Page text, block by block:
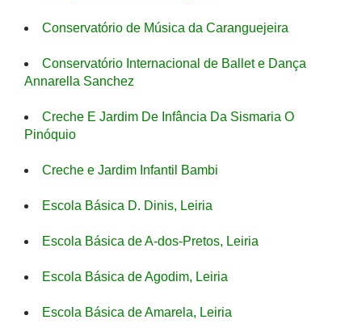
Conservatório de Música da Caranguejeira
Conservatório Internacional de Ballet e Dança
Annarella Sanchez
Creche E Jardim De Infância Da Sismaria O
Pinóquio
Creche e Jardim Infantil Bambi
Escola Básica D. Dinis, Leiria
Escola Básica de A-dos-Pretos, Leiria
Escola Básica de Agodim, Leiria
Escola Básica de Amarela, Leiria